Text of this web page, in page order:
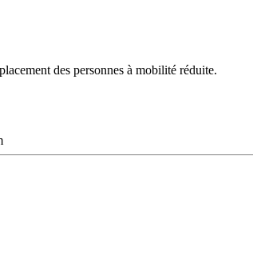
des personnes à mobilité réduite.